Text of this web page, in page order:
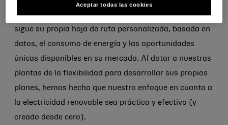
globalmente y actuar localmente. Cada instalación
sigue su propia hoja de ruta personalizada, basada en
datos, el consumo de energía y las oportunidades
únicas disponibles en su mercado. Al dotar a nuestras
plantas de la flexibilidad para desarrollar sus propios
planes, hemos hecho que nuestro enfoque en cuanto a
la electricidad renovable sea práctico y efectivo (y
creado desde cero).
Aceptar todas las cookies